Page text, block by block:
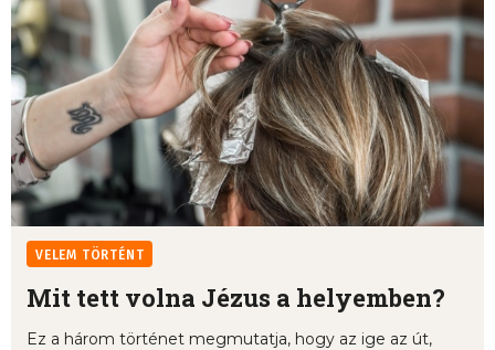
VELEM TÖRTÉNT
Mit tett volna Jézus a helyemben?
Ez a három történet megmutatja, hogy az ige az út,